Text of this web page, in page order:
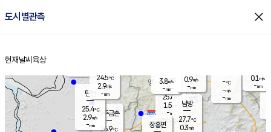
도시별관측 close
홈
현재날씨 육상
양주
25.6℃
1.5
-mm
파주금촌
26.9℃
-℃
-m/s
-mm
탄현
25.4℃
2.9m/s
-mm
0.1 m/s
-mm
남방
27.7℃
0.3m/s
장흥면
3.8m/s
-mm
24.5℃
2.9m/s
-mm
0.9m/s
-mm